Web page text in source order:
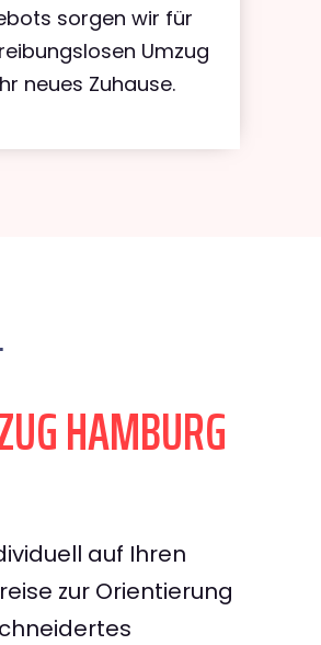
sorgen wir für
Umzug
neues Zuhause.
HAMBURG
auf Ihren
zur Orientierung